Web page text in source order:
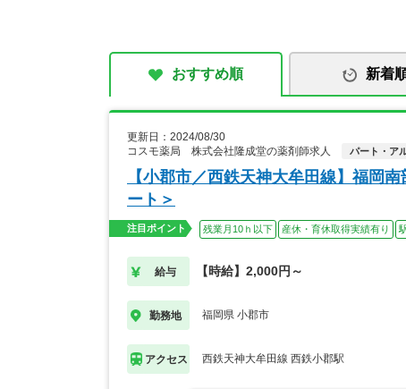
おすすめ順 新着
更新日：2024/08/30
コスモ薬局 株式会社隆成堂の薬剤師求人
パート・ア
【小郡市／西鉄天神大牟田線】福岡
ート＞
注目ポイント 残業月10ｈ以下 産休・育休取得実績有り
給与 【時給】2,000円～
勤務地 福岡県 小郡市
アクセス 西鉄天神大牟田線 西鉄小郡駅